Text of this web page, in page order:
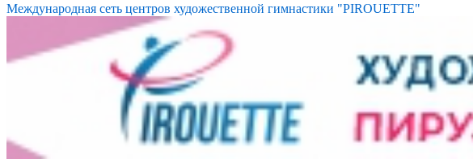
Международная сеть центров художественной гимнастики "PIROUETTE"